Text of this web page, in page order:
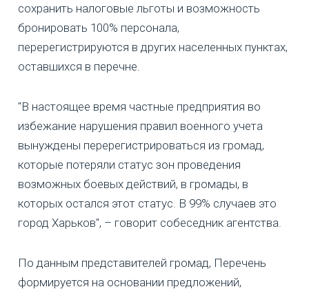
сохранить налоговые льготы и возможность
бронировать 100% персонала,
перерегистрируются в других населенных пунктах,
оставшихся в перечне.
"В настоящее время частные предприятия во
избежание нарушения правил военного учета
вынуждены перерегистрироваться из громад,
которые потеряли статус зон проведения
возможных боевых действий, в громады, в
которых остался этот статус. В 99% случаев это
город Харьков", – говорит собеседник агентства.
По данным представителей громад, Перечень
формируется на основании предложений,